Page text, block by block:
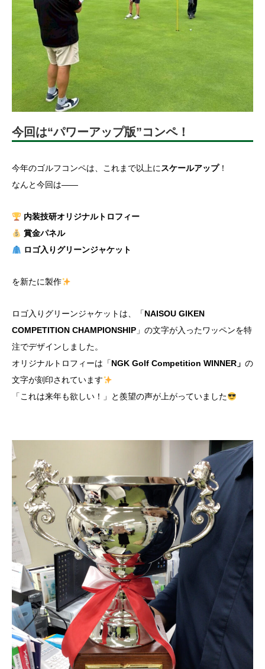
今回は“パワーアップ版”コンペ！
今年のゴルフコンペは、これまで以上にスケールアップ！
なんと今回は――
内装技研オリジナルトロフィー
賞金パネル
ロゴ入りグリーンジャケット
を新たに製作
ロゴ入りグリーンジャケットは、「NAISOU GIKEN
COMPETITION CHAMPIONSHIP 」の文字が入ったワッペンを特
注でデザインしました。
オリジナルトロフィーは「NGK Golf Competition WINNER」 の
文字が刻印されています
「これは来年も欲しい！」と羨望の声が上がっていました